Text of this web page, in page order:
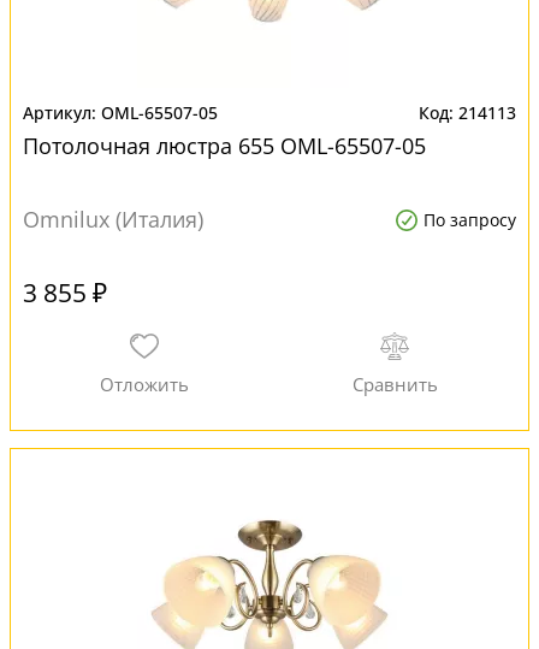
OML-65507-05 214113
Потолочная люстра 655 OML-65507-05
Omnilux (Италия) По запросу
3 855 ₽